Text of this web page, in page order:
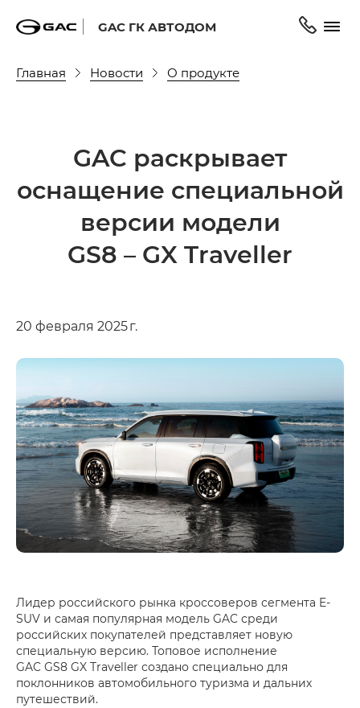
GAC ГК АВТОДОМ
Главная Новости О продукте
GAC раскрывает
оснащение специальной
версии модели
GS8 – GX Traveller
20 февраля 2025 г.
Лидер российского рынка кроссоверов сегмента E-
SUV и самая популярная модель GAC среди
российских покупателей представляет новую
специальную версию. Топовое исполнение
GAC GS8 GX Traveller создано специально для
поклонников автомобильного туризма и дальних
путешествий.